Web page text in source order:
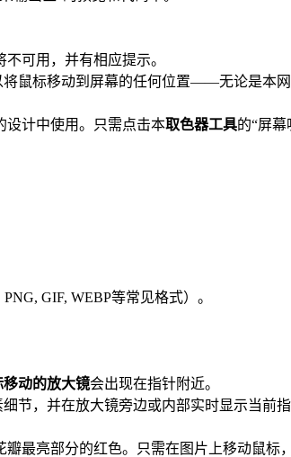
可用，并有相应提示。
鼠标移动到屏幕的任何位置——无论是本
设计中使用。只需点击本取色器工具的“屏
GIF, WEBP等常见格式）。
移动的放大镜会出现在指针附近。
节，并在放大镜旁边或内部实时显示当前
最亮部分的红色。只需在图片上移动鼠标